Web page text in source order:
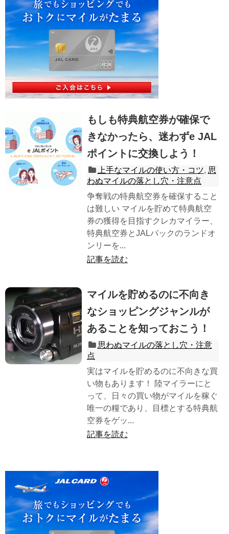
もしも特典航空券が確保で
きなかったら、迷わずe JAL
ポイントに交換しよう！
上手なマイルの使い方・コツ, 思
わぬマイルの落とし穴・注意点
争奪戦の特典航空券を確保すること
は難しい マイルを貯めて特典航空
券の獲得を目指すクレカマイラー、
特典航空券とJALパックのランドオ
ンリーを...
記事を読む
マイルを貯めるのに不向き
なショッピングジャンルが
あることを知っておこう！
思わぬマイルの落とし穴・注意
点
実はマイルを貯めるのに不向きな買
い物もあります！ 陸マイラーにと
って、日々の買い物がマイルを稼ぐ
唯一の糧であり、目標とする特典航
空券をゲッ...
記事を読む